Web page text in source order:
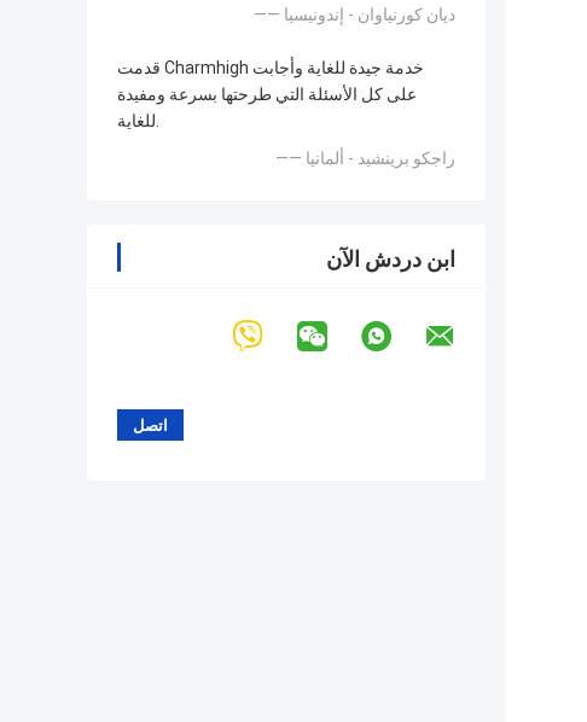
—— ديان كورنياوان - إندونيسيا
قدمت Charmhigh خدمة جيدة للغاية وأجابت
على كل الأسئلة التي طرحتها بسرعة ومفيدة
للغاية.
—— راجكو برينشيد - ألمانيا
ابن دردش الآن